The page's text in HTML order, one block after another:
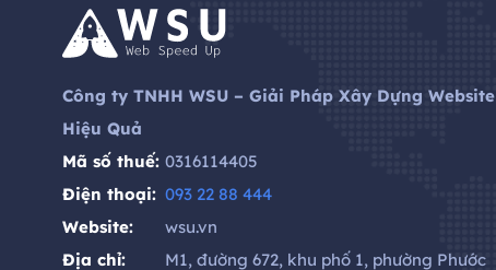
Công ty TNHH WSU – Giải Pháp Xây Dựng Website
Hiệu Quả
Mã số thuế: 0316114405
Điện thoại: 093 22 88 444
Website:
wsu.vn
Địa chỉ:
M1, đường 672, khu phố 1, phường Phước